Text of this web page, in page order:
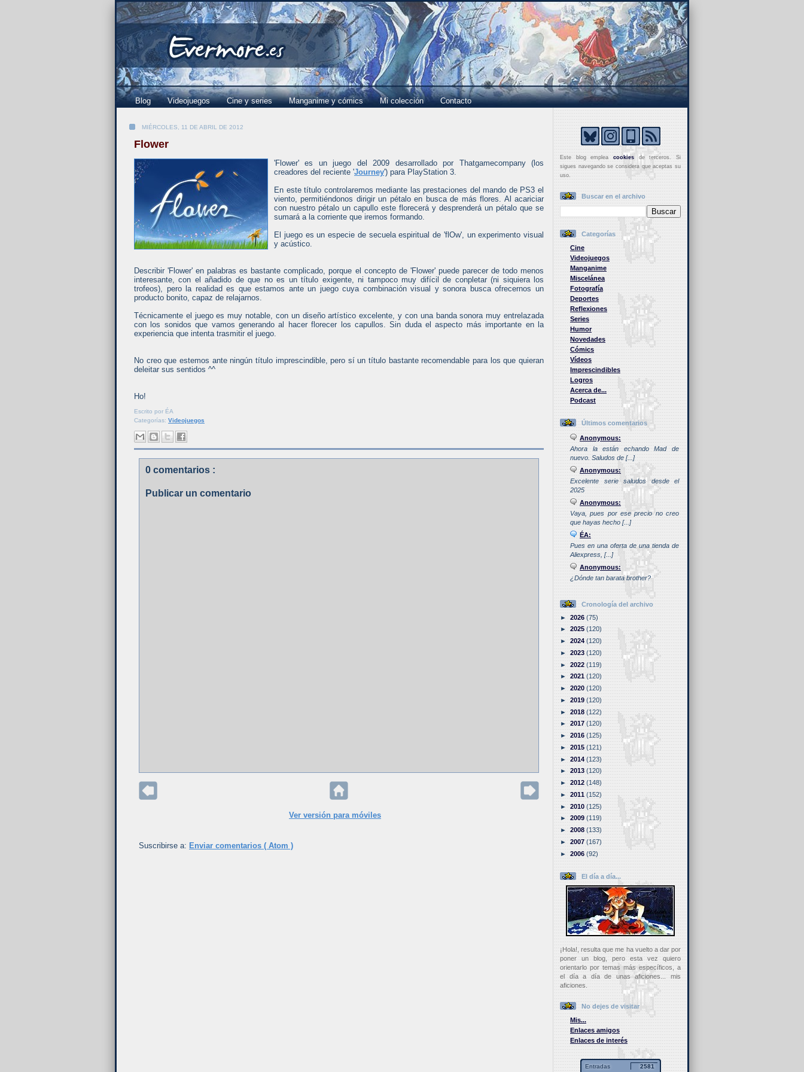
Blog Videojuegos Cine y series Manganime y cómics Mi colección Contacto
MIÉRCOLES, 11 DE ABRIL DE 2012
Flower
'Flower' es un juego del 2009 desarrollado por Thatgamecompany (los
creadores del reciente 'Journey') para PlayStation 3.
En este título controlaremos mediante las prestaciones del mando de PS3 el
viento, permitiéndonos dirigir un pétalo en busca de más flores. Al acariciar
con nuestro pétalo un capullo este florecerá y desprenderá un pétalo que se
sumará a la corriente que iremos formando.
El juego es un especie de secuela espiritual de 'flOw', un experimento visual
y acústico.
Describir 'Flower' en palabras es bastante complicado, porque el concepto de 'Flower' puede parecer de todo menos
interesante, con el añadido de que no es un título exigente, ni tampoco muy difícil de conpletar (ni siquiera los
trofeos), pero la realidad es que estamos ante un juego cuya combinación visual y sonora busca ofrecernos un
producto bonito, capaz de relajarnos.
Técnicamente el juego es muy notable, con un diseño artístico excelente, y con una banda sonora muy entrelazada
con los sonidos que vamos generando al hacer florecer los capullos. Sin duda el aspecto más importante en la
experiencia que intenta trasmitir el juego.
No creo que estemos ante ningún título imprescindible, pero sí un título bastante recomendable para los que quieran
deleitar sus sentidos ^^
Ho!
Escrito por ÉA
Categorías: Videojuegos
0 comentarios :
Publicar un comentario
Ver versión para móviles
Suscribirse a: Enviar comentarios ( Atom )
Este blog empleacookies de terceros. Si
sigues navegando se considera que aceptas su
uso.
Buscar en el archivo
Categorías
Cine
Videojuegos
Manganime
Miscelánea
Fotografía
Deportes
Reflexiones
Series
Humor
Novedades
Cómics
Vídeos
Imprescindibles
Logros
Acerca de...
Podcast
Últimos comentarios
Anonymous:
Ahora la están echando Mad de
nuevo. Saludos de [...]
Anonymous:
Excelente serie saludos desde el
2025
Anonymous:
Vaya, pues por ese precio no creo
que hayas hecho [...]
ÉA:
Pues en una oferta de una tienda de
Aliexpress, [...]
Anonymous:
¿Dónde tan barata brother?
Cronología del archivo
►2026(75)
►2025(120)
►2024(120)
►2023(120)
►2022(119)
►2021(120)
►2020(120)
►2019(120)
►2018(122)
►2017(120)
►2016(125)
►2015(121)
►2014(123)
►2013(120)
►2012(148)
►2011(152)
►2010(125)
►2009(119)
►2008(133)
►2007(167)
►2006(92)
El día a día...
¡Hola!, resulta que me ha vuelto a dar por
poner un blog, pero esta vez quiero
orientarlo por temas más específicos, a
el día a día de unas aficiones... mis
aficiones.
No dejes de visitar
Mis...
Enlaces amigos
Enlaces de interés
Entradas 2581